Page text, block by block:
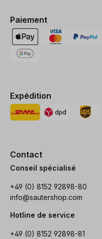
Paiement
Expédition
Contact
Conseil spécialisé
+49 (0) 8152 92898-80
info@sautershop.com
Hotline de service
+49 (0) 8152 92898-81